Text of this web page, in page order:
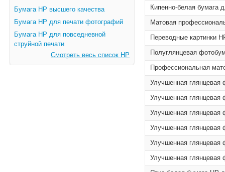
Бумага HP высшего качества
Бумага HP для печати фотографий
Бумага HP для повседневной
струйной печати
Смотреть весь список HP
Кипенно-белая бумага
Матовая
Переводные картинки
Полуглянцевая
Профессиональная
Улучшенная глянцевая
Улучшенная глянцевая
Улучшенная глянцевая
Улучшенная глянцевая
Улучшенная глянцевая
Улучшенная глянцевая